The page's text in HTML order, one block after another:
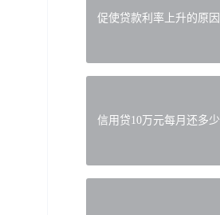
促使贷款利率上升的原因
信用贷10万元每月还多少